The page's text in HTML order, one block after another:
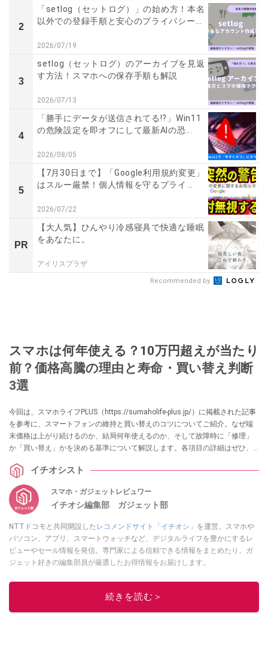
2
「setlog（セットログ）」の始め方！本名
以外での登録手順と安心のプライバシー...
2026/07/19
3
setlog（セットログ）のアーカイブを見返
す方法！スマホへの保存手順も解説
2026/07/13
4
「勝手にデータが送信されてる!?」Win11
の危険設定を即オフにして最新AIの恐...
2026/08/05
5
【7月30日まで】「Google利用規約変更」
はスルー厳禁！個人情報を守るプライ...
2026/07/22
PR
【大人気】ひんやり冷感寝具で快適な睡眠
をあなたに。
アイリスプラザ
Recommended by
スマホは何年使える？10万円超えが当たり
前？価格高騰の理由と寿命・買い替え判断
3選
今回は、スマホライフPLUS（https://sumaholife-plus.jp/）に掲載された記事
を参考に、スマートフォンの維持と買い替えのコツについてご紹介。なぜ端
末価格は上がり続けるのか、結局何年使えるのか、そして故障時に「修理」
か「買い替え」かを決める基準について解説します。各項目の詳細はぜひ、
イチオシスト
スマホ・ガジェットレビュワー
イチオシ編集部 ガジェット部
NTTドコモと共同開設した レコメンドサイト「イチオシ」 を運営。スマホや
パソコン、アプリ、スマートウォッチなど、デジタルライフを豊かにするレ
ビューやセール情報を発信。専門家による信頼できる情報をまとめたり、ガ
ジェット好きの編集部員が厳選したお得情報をお届けします。
このイチオシストの他の記事を読む
続きを読む＞